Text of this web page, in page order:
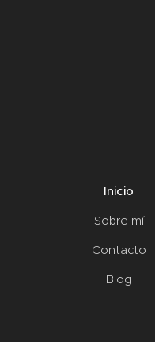
Inicio
Sobre mí
Contacto
Blog